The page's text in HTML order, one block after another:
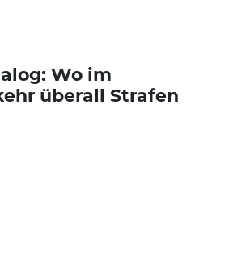
Wo im
überall Strafen